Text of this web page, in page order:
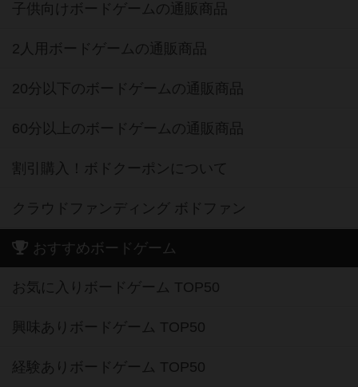
子供向けボードゲームの通販商品
2人用ボードゲームの通販商品
20分以下のボードゲームの通販商品
60分以上のボードゲームの通販商品
割引購入！ボドクーポンについて
クラウドファンディング ボドファン
おすすめボードゲーム
お気に入りボードゲーム TOP50
興味ありボードゲーム TOP50
経験ありボードゲーム TOP50